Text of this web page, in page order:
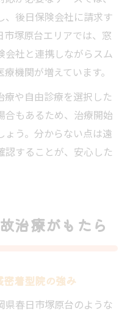
、後日保険会社に請求す
市塚原台エリアでは、窓
会社と連携しながらスム
機関が増えています。
や自由診療を選択した
合もあるため、治療開始
ょう。分からない点は遠
認することが、安心した
治療がもたら
着型院の強み
県春日市塚原台のような